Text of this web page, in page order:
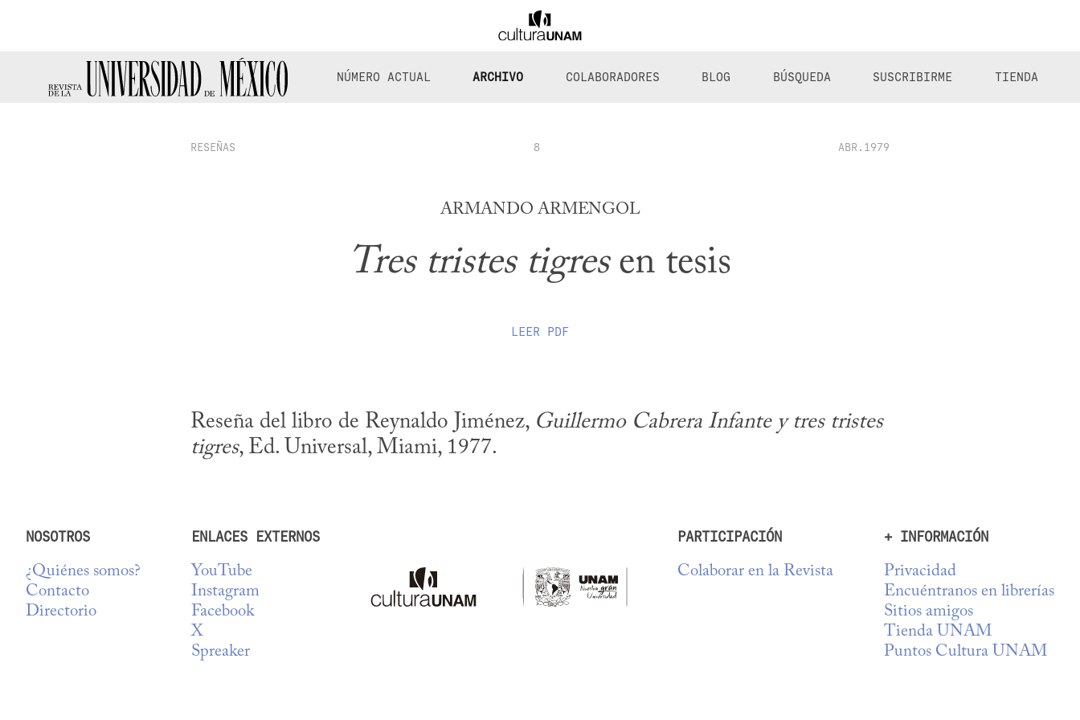
NÚMERO ACTUAL ARCHIVO COLABORADORES BLOG BÚSQUEDA SUSCRIBIRME TIENDA
RESEÑAS 8 ABR.1979
ARMANDO ARMENGOL
Tres tristes tigresen tesis
LEER PDF
Reseña del libro de Reynaldo Jiménez, Guillermo Cabrera Infante y tres tristes
tigres, Ed. Universal, Miami, 1977.
NOSOTROS
¿Quiénes somos?
Contacto
Directorio
ENLACES EXTERNOS
YouTube
Instagram
Facebook
X
Spreaker
PARTICIPACIÓN
Colaborar en la Revista
+ INFORMACIÓN
Privacidad
Encuéntranos en librerías
Sitios amigos
Tienda UNAM
Puntos Cultura UNAM